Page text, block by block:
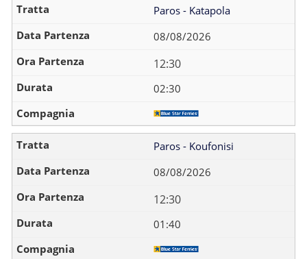
Paros - Katapola
08/08/2026
12:30
02:30
Paros - Koufonisi
08/08/2026
12:30
01:40